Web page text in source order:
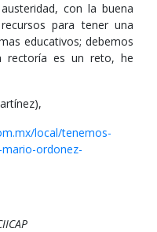
con la buena
para tener una
educativos; debemos
rectoría es un reto, he
local/tenemos-
ordonez-